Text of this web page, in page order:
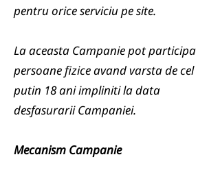
pentru orice serviciu pe site.
La aceasta Campanie pot participa
persoane fizice avand varsta de cel
putin 18 ani impliniti la data
desfasurarii Campaniei.
Mecanism Campanie